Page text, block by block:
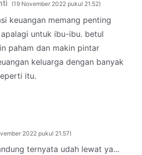
19 November 2022 pukul 21.52
keuangan memang penting
untuk ibu-ibu. betul
paham dan makin pintar
keluarga dengan banyak
itu.
2022 pukul 21.57
ternyata udah lewat ya...